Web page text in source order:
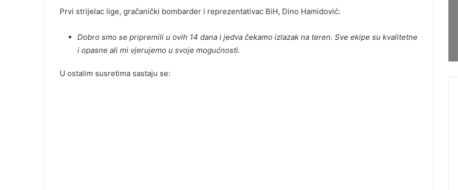
Prvi strijelac lige, gračanički bombarder i reprezentativac BiH, Dino Hamidović:
Dobro smo se pripremili u ovih 14 dana i jedva čekamo izlazak na teren. Sve ekipe su kvalitetne
i opasne ali mi vjerujemo u svoje mogućnosti.
U ostalim susretima sastaju se: